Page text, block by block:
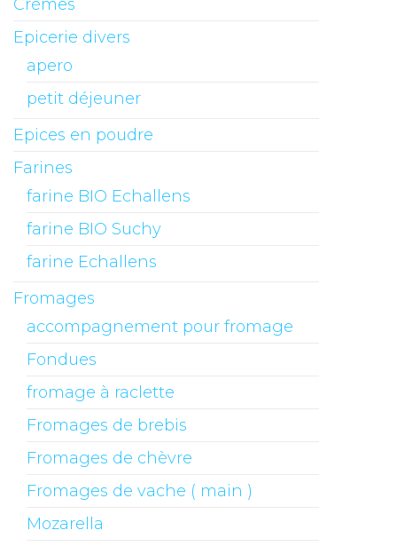
Crèmes
Epicerie divers
apero
petit déjeuner
Epices en poudre
Farines
farine BIO Echallens
farine BIO Suchy
farine Echallens
Fromages
accompagnement pour fromage
Fondues
fromage à raclette
Fromages de brebis
Fromages de chèvre
Fromages de vache ( main )
Mozarella